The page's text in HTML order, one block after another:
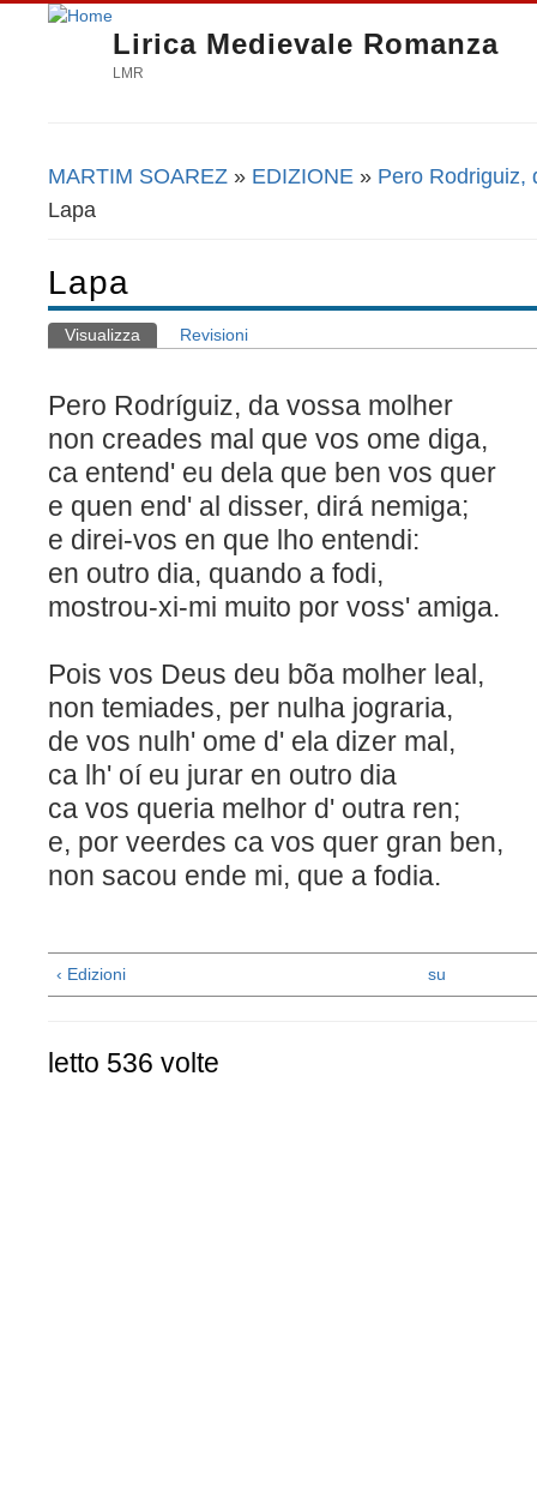
Lirica Medievale Romanza
LMR
Tu sei qui
MARTIM SOAREZ » EDIZIONE » Pero
Lapa
Lapa
Schede primarie
Visualizza (scheda attiva)
Revisioni
Pero Rodríguiz, da vossa molher
non creades mal que vos ome diga,
ca entend' eu dela que ben vos quer
e quen end' al disser, dirá nemiga;
e direi-vos en que lho
en outro dia, quando a fodi,
mostrou-xi-mi muito por voss' amiga.
Pois vos Deus deu bõa molher leal,
non temiades, per nulha jograria,
de vos nulh' ome d' ela
ca lh' oí eu jurar en outro dia
ca vos queria melhor d' outra ren;
e, por veerdes ca vos quer gran ben,
non sacou ende mi, que a fodia.
‹ Edizioni su
letto 536 volte